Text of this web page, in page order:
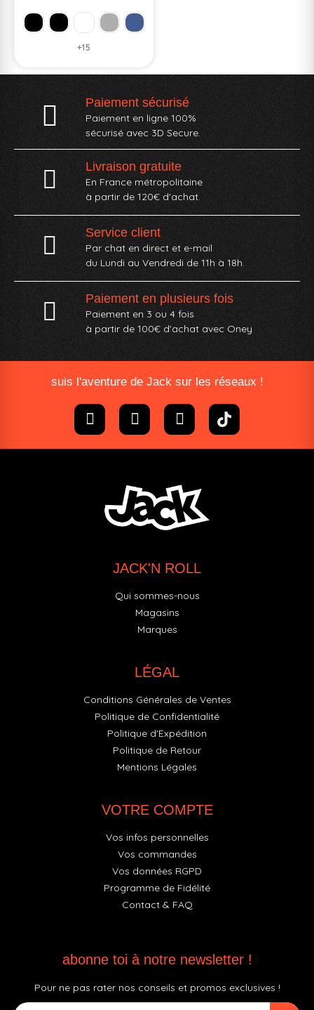
+15
Paiement sécurisé
Paiement en ligne 100%
sécurisé avec 3D Secure.
Livraison gratuite
En France métropolitaine
à partir de 120€ d'achat.
Service client
Par chat en direct et e-mail
du Lundi au Vendredi de 11h à 18h.
Paiement en plusieurs fois
Paiement en 3 ou 4 fois
à partir de 100€ d'achat avec Oney​
suis l'aventure de Jack sur les réseaux !
JACK'N ROLL
Qui sommes-nous
Magasins
Marques
LÉGAL
Conditions Générales de Ventes
Politique de Confidentialité
Politique d'Expédition
Politique de Retour
Mentions Légales
VOTRE COMPTE
Vos infos personnelles
Vos commandes
Vos données RGPD
Programme de Fidélité
Contact & FAQ
abonne toi à notre newsletter !
Pour ne pas rater nos conseils et promos exclusives !